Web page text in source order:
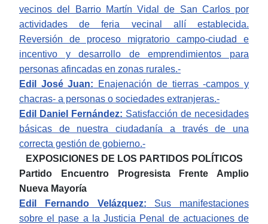
vecinos del Barrio Martín Vidal de San Carlos por
actividades de feria vecinal allí establecida.
Reversión de proceso migratorio campo-ciudad e
incentivo y desarrollo de emprendimientos para
personas afincadas en zonas rurales.-
Edil José Juan: Enajenación de tierras -campos y
chacras- a personas o sociedades extranjeras.-
Edil Daniel Fernández: Satisfacción de necesidades
básicas de nuestra ciudadanía a través de una
correcta gestión de gobierno.-
EXPOSICIONES DE LOS PARTIDOS POLÍTICOS
Partido Encuentro Progresista Frente Amplio
Nueva Mayoría
Edil Fernando Velázquez: Sus manifestaciones
sobre el pase a la Justicia Penal de actuaciones de